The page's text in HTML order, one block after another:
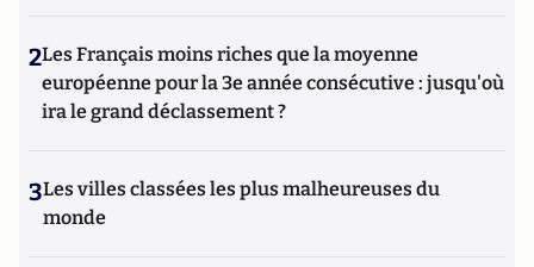
2Les Français moins riches que la moyenne
européenne pour la 3e année consécutive : jusqu'où
ira le grand déclassement ?
3Les villes classées les plus malheureuses du
monde